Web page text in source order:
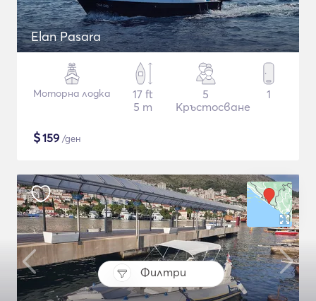
Филтри
Elan Pasara
Моторна лодка
17 ft
5 m
5
Кръстосване
1
$159 /ден